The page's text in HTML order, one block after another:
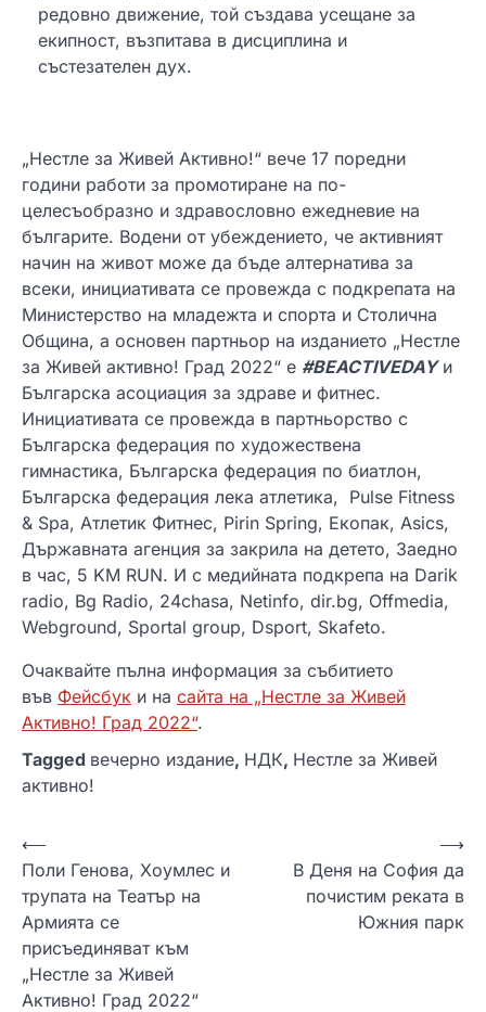
редовно движение, той създава усещане за
екипност, възпитава в дисциплина и
състезателен дух.
„Нестле за Живей Активно!“ вече 17 поредни
години работи за промотиране на по-
целесъобразно и здравословно ежедневие на
българите. Водени от убеждението, че активният
начин на живот може да бъде алтернатива за
всеки, инициативата се провежда с подкрепата на
Министерство на младежта и спорта и Столична
Община, а основен партньор на изданието „Нестле
за Живей активно! Град 2022“ е #BEACTIVEDAYи
Българска асоциация за здраве и фитнес.
Инициативата се провежда в партньорство с
Българска федерация по художествена
гимнастика, Българска федерация по биатлон,
Българска федерация лека атлетика, Pulse Fitness
& Spa, Атлетик Фитнес, Pirin Spring, Екопак, Asics,
Държавната агенция за закрила на детето, Заедно
в час, 5 KM RUN. И с медийната подкрепа на Darik
radio, Bg Radio, 24chasa, Netinfo, dir.bg, Offmedia,
Webground, Sportal group, Dsport, Skafeto.
Очаквайте пълна информация за събитието
във Фейсбук и на сайта на „Нестле за Живей
Активно! Град 2022“.
Tagged вечерно издание, НДК, Нестле за Живей
активно!
Н
а
в
и
г
⟵
Поли Генова, Хоумлес и
трупата на Театър на
Армията се
присъединяват към
„Нестле за Живей
Активно! Град 2022“
В Деня на София да
почистим реката в
Южния парк
⟶